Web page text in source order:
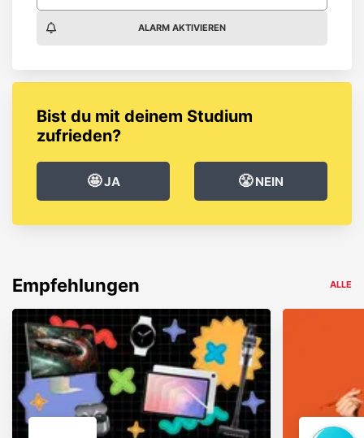
ALARM AKTIVIEREN
Bist du mit deinem Studium
zufrieden?
🤩JA 😤NEIN
Empfehlungen ALLE